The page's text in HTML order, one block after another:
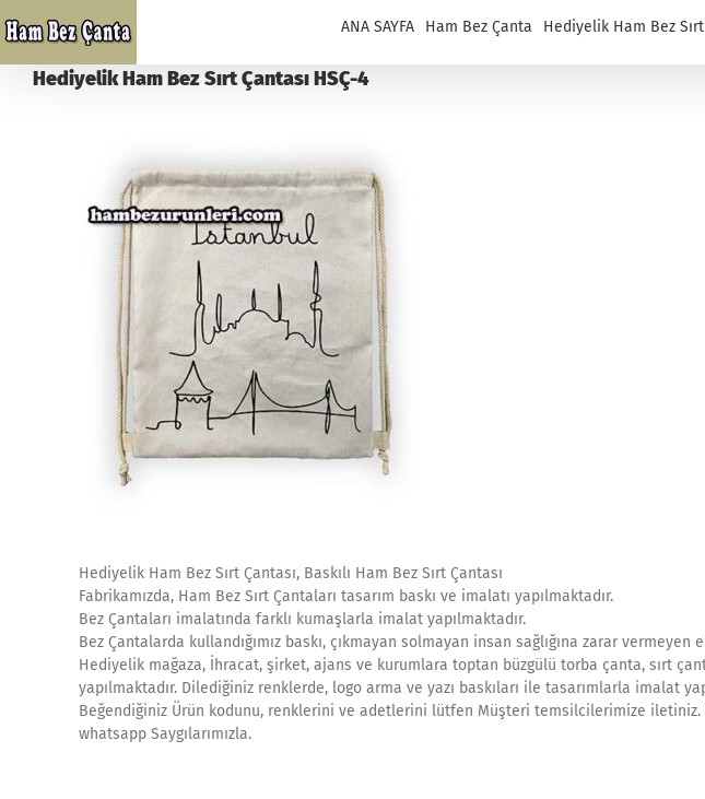
to
ANA SAYFA Ham Bez Çanta Hediyelik Ham Bez Sırt
Hediyelik Ham Bez Sırt Çantası HSÇ-4
Hediyelik Ham Bez Sırt Çantası, Baskılı Ham Bez Sırt Çantası
Fabrikamızda, Ham Bez Sırt Çantaları tasarım baskı ve imalatı yapılmaktadır.
Bez Çantaları imalatında farklı kumaşlarla imalat yapılmaktadır.
Bez Çantalarda kullandığımız baskı, çıkmayan solmayan insan sağlığına zarar
Hediyelik mağaza, İhracat, şirket, ajans ve kurumlara toptan büzgülü torba çanta, sırt
yapılmaktadır. Dilediğiniz renklerde, logo arma ve yazı baskıları ile tasarımlarla imalat
Beğendiğiniz Ürün kodunu, renklerini ve adetlerini lütfen Müşteri temsilcilerimize iletiniz.
whatsapp Saygılarımızla.